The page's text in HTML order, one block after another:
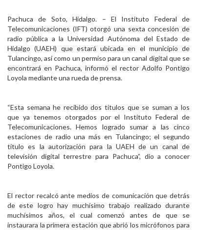
Pachuca de Soto, Hidalgo. – El Instituto Federal de
Telecomunicaciones (IFT) otorgó una sexta concesión de
radio pública a la Universidad Autónoma del Estado de
Hidalgo (UAEH) que estará ubicada en el municipio de
Tulancingo, así como un permiso para un canal digital que se
encontrará en Pachuca, informó el rector Adolfo Pontigo
Loyola mediante una rueda de prensa.
“Esta semana he recibido dos títulos que se suman a los
que ya tenemos otorgados por el Instituto Federal de
Telecomunicaciones. Hemos logrado sumar a las cinco
estaciones de radio una más en Tulancingo; el segundo
título es la autorización para la UAEH de un canal de
televisión digital terrestre para Pachuca”, dio a conocer
Pontigo Loyola.
El rector recalcó ante medios de comunicación que detrás
de este logro hay muchísimo trabajo realizado durante
muchísimos años, el cual comenzó antes de que se
instaurara la primera estación que abrió los micrófonos para